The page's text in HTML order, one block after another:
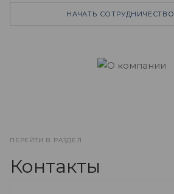
НАЧАТЬ СОТРУДНИЧЕСТВО
ПЕРЕЙТИ В РАЗДЕЛ
Контакты